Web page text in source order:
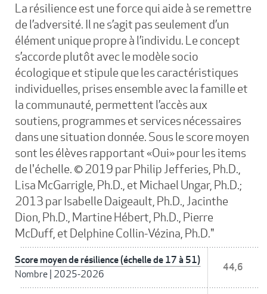
La résilience est une force qui aide à se remettre
de l’adversité. Il ne s’agit pas seulement d’un
élément unique propre à l’individu. Le concept
s’accorde plutôt avec le modèle socio
écologique et stipule que les caractéristiques
individuelles, prises ensemble avec la famille et
la communauté, permettent l’accès aux
soutiens, programmes et services nécessaires
dans une situation donnée. Sous le score moyen
sont les élèves rapportant «Oui» pour les items
de l'échelle. © 2019 par Philip Jefferies, Ph.D.,
Lisa McGarrigle, Ph.D., et Michael Ungar, Ph.D.;
2013 par Isabelle Daigeault, Ph.D., Jacinthe
Dion, Ph.D., Martine Hébert, Ph.D., Pierre
McDuff, et Delphine Collin-Vézina, Ph.D."
Score moyen de résilience (échelle de 17 à 51)
Nombre 2025-2026
44,6